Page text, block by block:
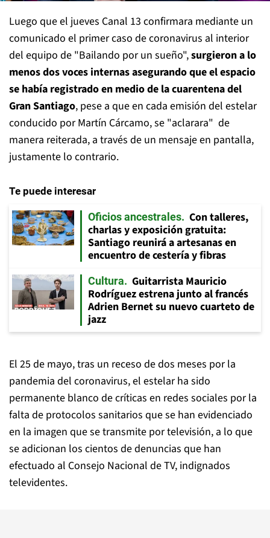
Luego que el jueves Canal 13 confirmara mediante un
comunicado el primer caso de coronavirus al interior
del equipo de "Bailando por un sueño",surgieron a lo
menos dos voces internas asegurando que el espacio
se había registrado en medio de la cuarentena del
Gran Santiago, pese a que en cada emisión del estelar
conducido por Martín Cárcamo, se "aclarara" de
manera reiterada, a través de un mensaje en pantalla,
justamente lo contrario.
Te puede interesar
Oficios ancestrales
Con talleres,
charlas y exposición gratuita:
Santiago reunirá a artesanas en
encuentro de cestería y fibras
Cultura
Guitarrista Mauricio
Rodríguez estrena junto al francés
Adrien Bernet su nuevo cuarteto de
jazz
El 25 de mayo, tras un receso de dos meses por la
pandemia del coronavirus, el estelar ha sido
permanente blanco de críticas en redes sociales por la
falta de protocolos sanitarios que se han evidenciado
en la imagen que se transmite por televisión, a lo que
se adicionan los cientos de denuncias que han
efectuado al Consejo Nacional de TV, indignados
televidentes.